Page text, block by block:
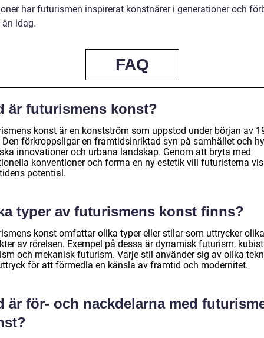
har futurismen inspirerat konstnärer i generationer och
idag.
FAQ
är futurismens konst?
konst är en konstström som uppstod under början av
Den förkroppsligar en framtidsinriktad syn på samhället och
innovationer och urbana landskap. Genom att bryta med
konventioner och forma en ny estetik vill futuristerna
potential.
typer av futurismens konst finns?
konst omfattar olika typer eller stilar som uttrycker olika
av rörelsen. Exempel på dessa är dynamisk futurism,
och mekanisk futurism. Varje stil använder sig av olika
för att förmedla en känsla av framtid och modernitet.
är för- och nackdelarna med